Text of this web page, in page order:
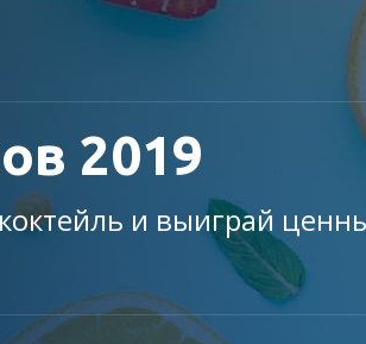
2019
и выиграй